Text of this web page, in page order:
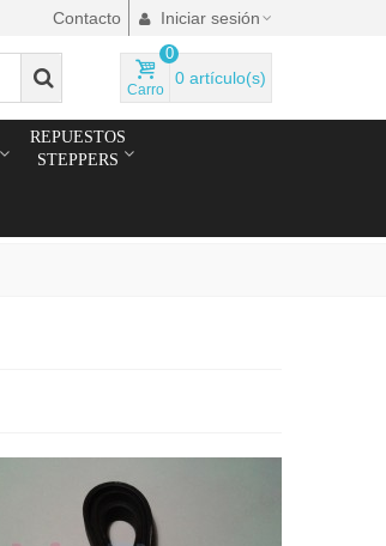
Contacto Iniciar sesión
Carro
0
0 artículo(s)
REPUESTOS
STEPPERS